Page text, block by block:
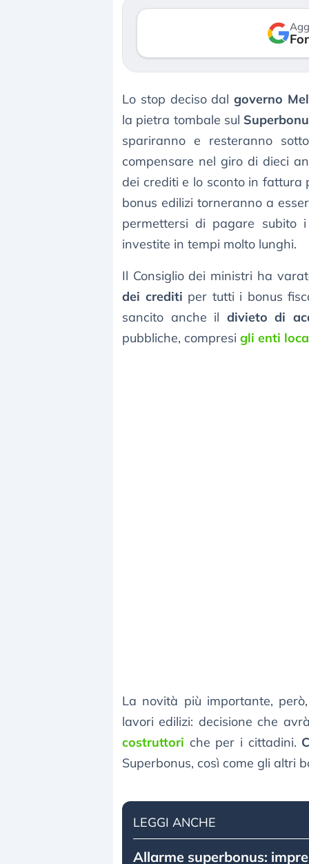
Lo stop deciso dalgoverno
la pietra tombale sul
spariranno e resteranno
compensare nel giro di dieci
dei crediti e lo sconto in fattura
bonus edilizi torneranno a
permettersi di pagare subito
investite in tempi molto lunghi.
Il Consiglio dei ministri ha
dei crediti per tutti i bonus
sancito anche il divieto di
pubbliche, compresi gli enti
La novità più importante,
lavori edilizi: decisione che
costruttori che per i cittadini.
Superbonus, così come gli altri
LEGGI ANCHE
Allarme superbonus:
reale. (…)